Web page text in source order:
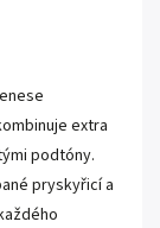
extra
podtóny.
pryskyřicí a